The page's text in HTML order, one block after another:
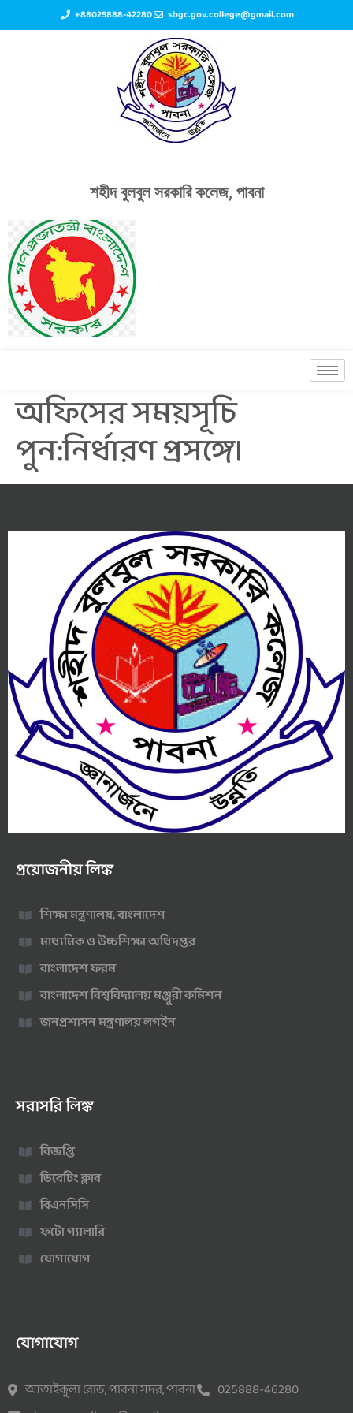
+88025888-42280 sbgc.gov.college@gmail.com
শহীদ বুলবুল সরকারি কলেজ, পাবনা
অফিসের সময়সূচি
পুন:নির্ধারণ প্রসঙ্গে।
প্রয়োজনীয় লিঙ্ক
শিক্ষা মন্ত্রণালয়, বাংলাদেশ
মাধ্যমিক ও উচ্চশিক্ষা অধিদপ্তর
বাংলাদেশ ফরম
বাংলাদেশ বিশ্ববিদ্যালয় মঞ্জুরী কমিশন
জনপ্রশাসন মন্ত্রণালয় লগইন
সরাসরি লিঙ্ক
বিজ্ঞপ্তি
ডিবেটিং ক্লাব
বিএনসিসি
ফটো গ্যালারি
যোগাযোগ
যোগাযোগ
আতাইকুলা রোড, পাবনা সদর, পাবনা
025888-46280